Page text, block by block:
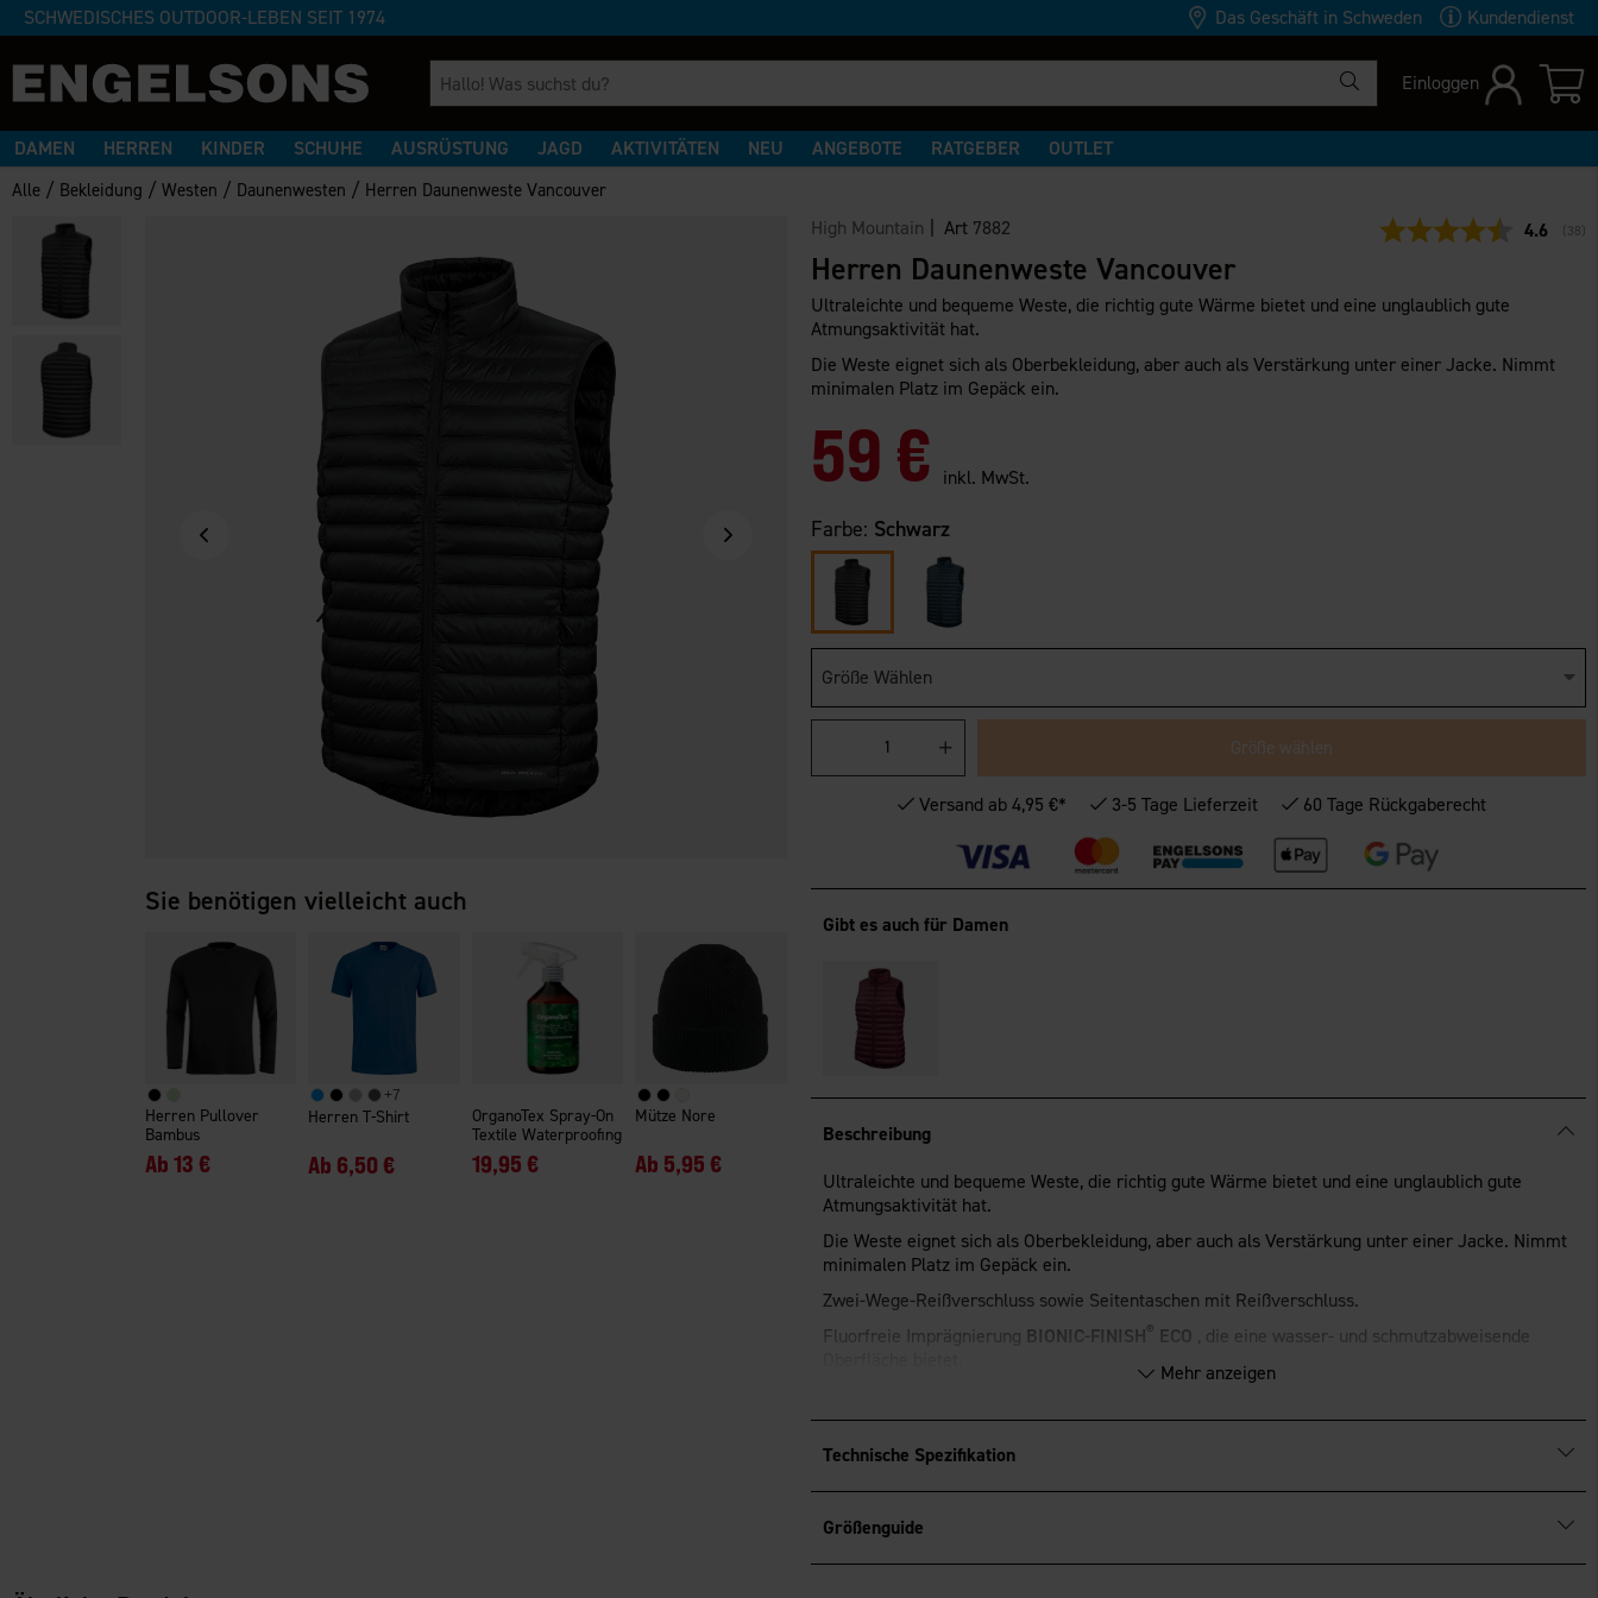
SCHWEDISCHES OUTDOOR-LEBEN SEIT 1974 Das Geschäft in Schweden Kundendienst
Einloggen
DAMEN HERREN KINDER SCHUHE AUSRÜSTUNG JAGD AKTIVITÄTEN NEU ANGEBOTE RATGEBER OUTLET
Alle / Bekleidung /Westen / Daunenwesten / Herren Daunenweste Vancouver
Sie benötigen vielleicht auch
Herren Pullover
Bambus
Ab 13 €
+7
Herren T-Shirt
Ab 6,50 €
OrganoTex Spray-On
Textile Waterproofing
19,95 €
Mütze Nore
Ab 5,95 €
High Mountain | Art 7882 4.6 ( 38
Herren Daunenweste Vancouver
Ultraleichte und bequeme Weste, die richtig gute Wärme bietet und eine unglaublich gute
Atmungsaktivität hat.
Die Weste eignet sich als Oberbekleidung, aber auch als Verstärkung unter einer Jacke. Nimmt
minimalen Platz im Gepäck ein.
59 € inkl. MwSt.
Farbe: Schwarz
Größe Wählen
Größe wählen
Versand ab 4,95 €* 3-5 Tage Lieferzeit 60 Tage Rückgaberecht
Gibt es auch für Damen
Beschreibung
Ultraleichte und bequeme Weste, die richtig gute Wärme bietet und eine unglaublich gute
Atmungsaktivität hat.
Die Weste eignet sich als Oberbekleidung, aber auch als Verstärkung unter einer Jacke. Nimmt
minimalen Platz im Gepäck ein.
Zwei-Wege-Reißverschluss sowie Seitentaschen mit Reißverschluss.
Fluorfreie Imprägnierung BIONIC-FINISH® ECO
, die eine wasser- und schmutzabweisende
Mehr anzeigen
Technische Spezifikation
Größenguide